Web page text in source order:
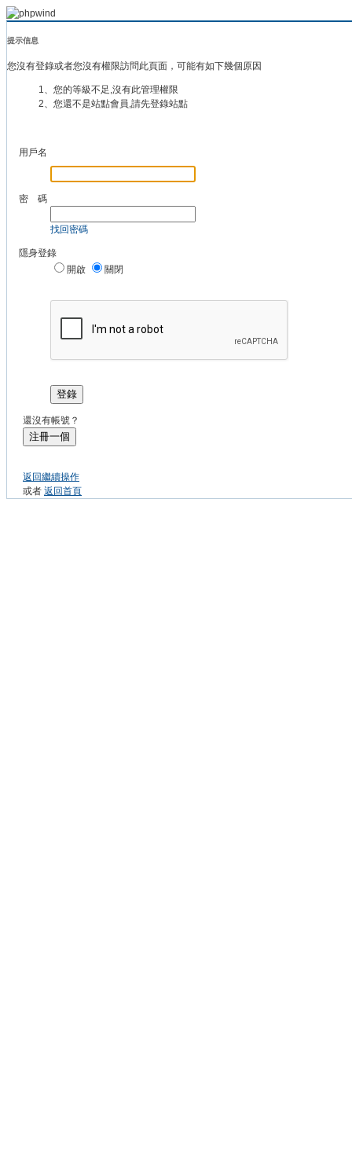
提示信息
您沒有登錄或者您沒有權限訪問此頁面，可能有如下幾個原因
1、您的等級不足,沒有此管理權限
2、您還不是站點會員,請先登錄站點
用戶名
密 碼
找回密碼
隱身登錄
開啟
關閉
登錄
還沒有帳號？
注冊一個
返回繼續操作
或者 返回首頁